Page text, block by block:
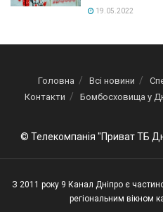
19.05.2022
Головна Всі новини
Контакти
Бомбосховища у
© Телекомпанія "Приват ТБ
З 2011 року 9 Канал Дніпро є
регіональним вікном